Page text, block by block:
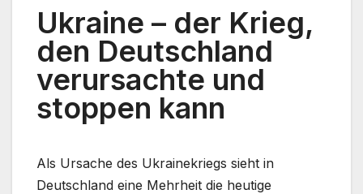
Ukraine – der Krieg,
den Deutschland
verursachte und
stoppen kann
Als Ursache des Ukrainekriegs sieht in
Deutschland eine Mehrheit die heutige